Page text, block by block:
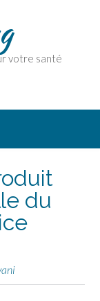
votre santé
du